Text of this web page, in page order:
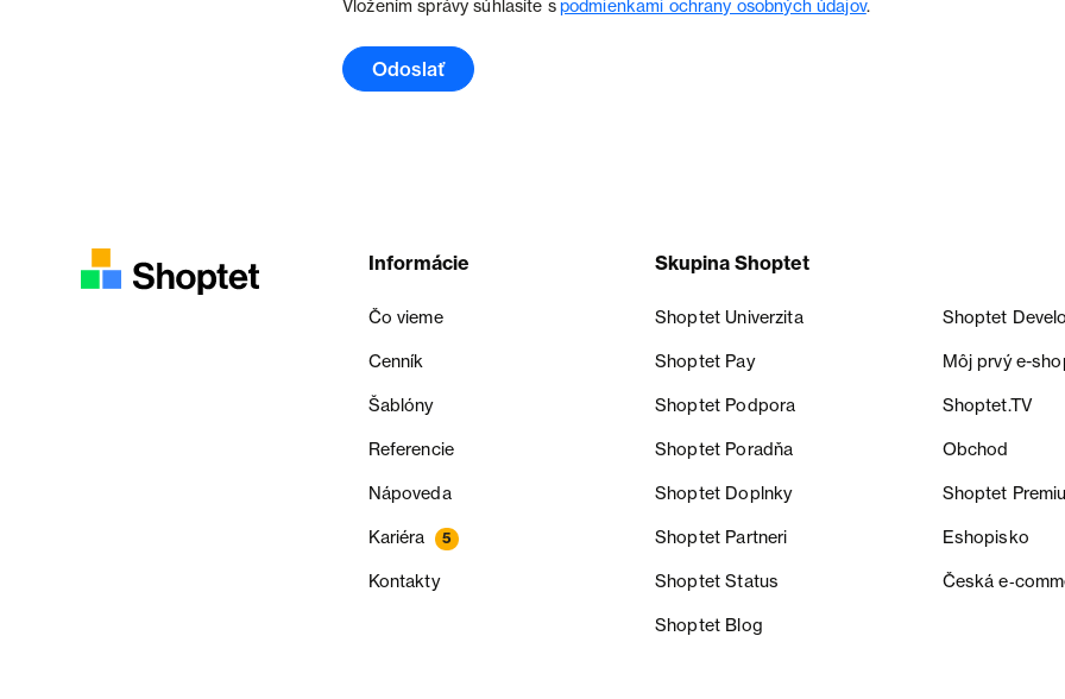
Vložením správy súhlasíte spodmienkami ochrany osobných údajov.
Odoslať
Informácie
Čo vieme
Cenník
Šablóny
Referencie
Nápoveda
Kariéra 5
Kontakty
Skupina Shoptet
Shoptet Univerzita Shoptet
Shoptet Pay Môj prvý e-
Shoptet Podpora Shoptet.TV
Shoptet Poradňa Obchod
Shoptet Doplnky Shoptet
Shoptet Partneri Eshopisko
Shoptet Status Česká
Shoptet Blog